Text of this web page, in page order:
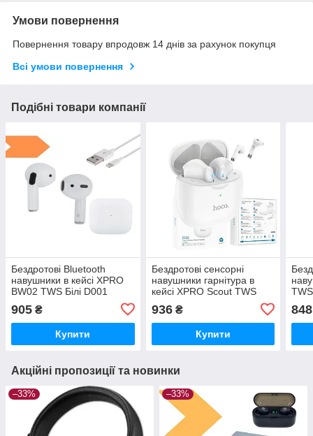
Умови повернення
Повернення товару впродовж 14 днів за рахунок покупця
Всі умови повернення
Подібні товари компанії
Бездротові Bluetooth
навушники в кейсі XPRO
BW02 TWS Білі D001
905 ₴
Купити
Бездротові сенсорні
навушники гарнітура в
кейсі XPRO Scout TWS
чорні(38979-01_481)
936₴
Купити
848
Акційні пропозиції та новинки
–33% –33%